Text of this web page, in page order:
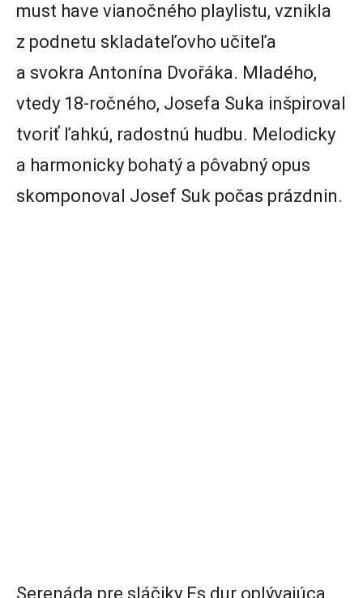
must have vianočného playlistu, vznikla
z podnetu skladateľovho učiteľa
a svokra Antonína Dvořáka. Mladého,
vtedy 18-ročného, Josefa Suka inšpiroval
tvoriť ľahkú, radostnú hudbu. Melodicky
a harmonicky bohatý a pôvabný opus
skomponoval Josef Suk počas prázdnin.
Serenáda pre sláčiky Es dur oplývajúca